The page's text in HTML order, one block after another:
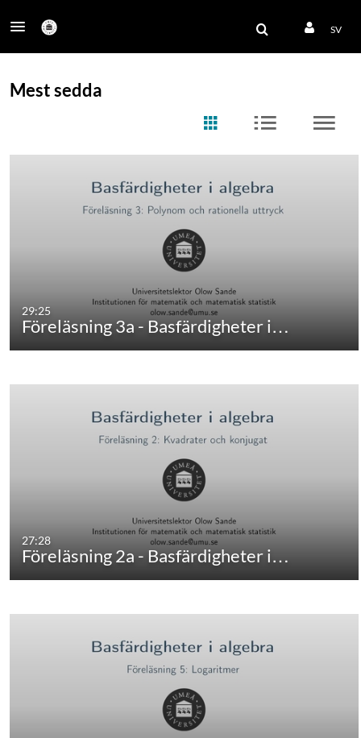
SV
Mest sedda
29:25
Föreläsning 3a - Basfärdigheter i…
27:28
Föreläsning 2a - Basfärdigheter i…